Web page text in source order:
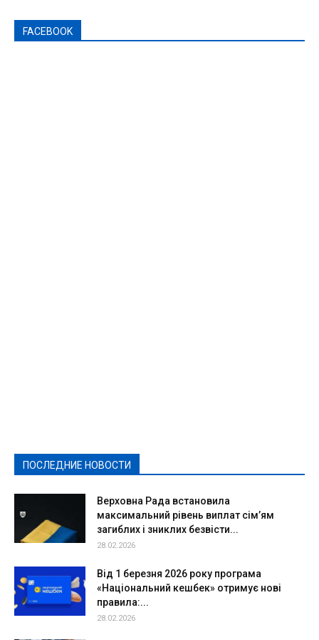
FACEBOOK
ПОСЛЕДНИЕ НОВОСТИ
Верховна Рада встановила
максимальний рівень виплат сім’ям
загиблих і зниклих безвісти...
28.02.2026
Від 1 березня 2026 року програма
«Національний кешбек» отримує нові
правила:...
28.02.2026